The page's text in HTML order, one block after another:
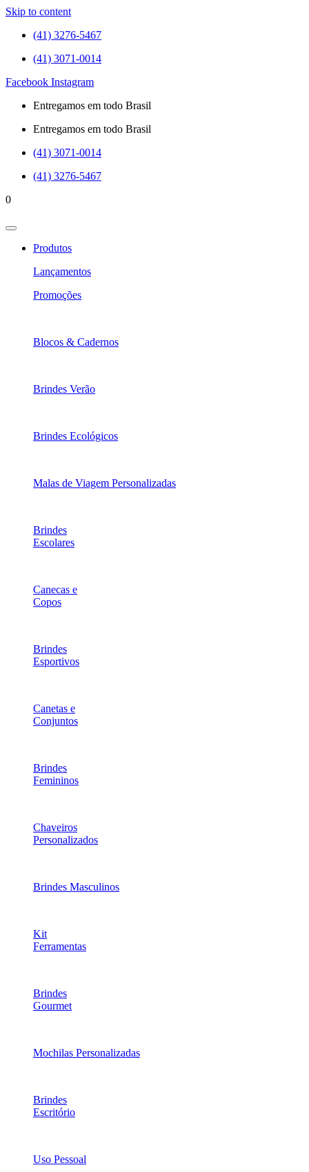
Skip to content
(41) 3276-5467
(41) 3071-0014
Facebook Instagram
Entregamos em todo Brasil
Entregamos em todo Brasil
(41) 3071-0014
(41) 3276-5467
0
Produtos
Lançamentos
Promoções
Blocos & Cadernos
Brindes Verão
Brindes Ecológicos
Malas de Viagem Personalizadas
Brindes
Escolares
Canecas e
Copos
Brindes
Esportivos
Canetas e
Conjuntos
Brindes
Femininos
Chaveiros
Personalizados
Brindes Masculinos
Kit
Ferramentas
Brindes
Gourmet
Mochilas Personalizadas
Brindes
Escritório
Uso Pessoal